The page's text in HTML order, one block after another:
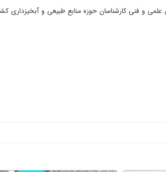
و فنی کارشناسان حوزه منابع طبیعی و آبخیزداری